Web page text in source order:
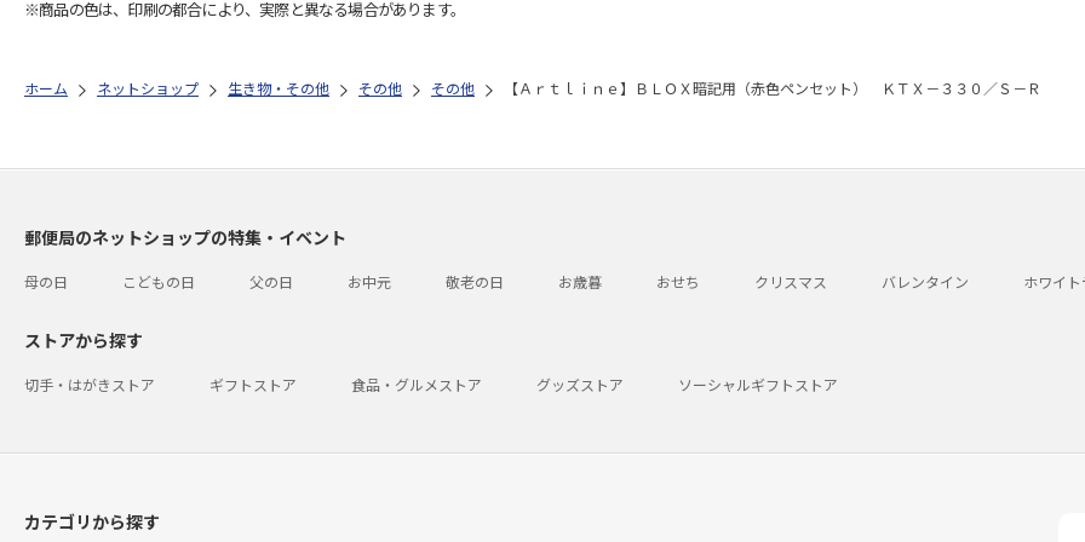
※商品の色は、印刷の都合により、実際と異なる場合があります。
ホーム ネットショップ 生き物・その他 その他 その他 【Ａｒｔｌｉｎｅ】ＢＬＯＸ暗記用（赤色ペンセット） ＫＴＸ－３３０／Ｓ－Ｒ
郵便局のネットショップの特集・イベント
母の日 こどもの日 父の日 お中元 敬老の日 お歳暮 おせち クリスマス バレンタイン ホワイ
ストアから探す
切手・はがきストア ギフトストア 食品・グルメストア グッズストア ソーシャルギフトストア
カテゴリから探す